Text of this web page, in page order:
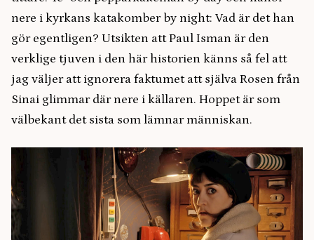
nere i kyrkans katakomber by night: Vad är det han
gör egentligen? Utsikten att Paul Isman är den
verklige tjuven i den här historien känns så fel att
jag väljer att ignorera faktumet att själva Rosen från
Sinai glimmar där nere i källaren. Hoppet är som
välbekant det sista som lämnar människan.